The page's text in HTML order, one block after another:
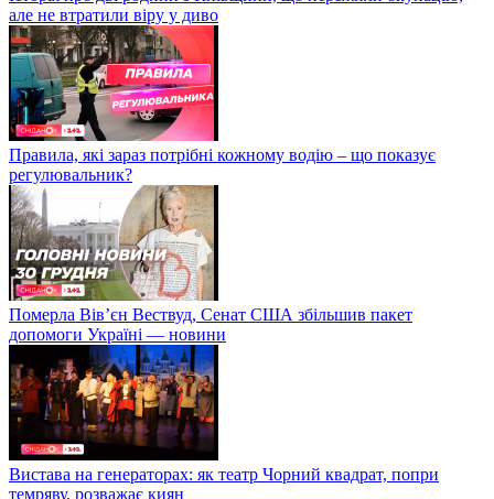
але не втратили віру у диво
Правила, які зараз потрібні кожному водію – що показує
регулювальник?
Померла Вівʼєн Вествуд, Сенат США збільшив пакет
допомоги Україні — новини
Вистава на генераторах: як театр Чорний квадрат, попри
темряву, розважає киян